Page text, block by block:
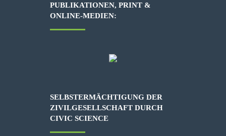
PUBLIKATIONEN, PRINT &
ONLINE-MEDIEN:
SELBSTERMÄCHTIGUNG DER
ZIVILGESELLSCHAFT DURCH
CIVIC SCIENCE